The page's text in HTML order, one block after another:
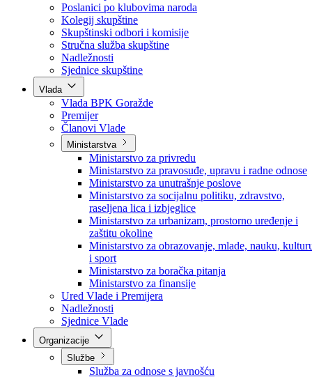
Skupština BPK Goražde
Rukovodstvo
Poslanici po strankama
Poslanici po klubovima naroda
Kolegij skupštine
Skupštinski odbori i komisije
Stručna služba skupštine
Nadležnosti
Sjednice skupštine
Vlada
Vlada BPK Goražde
Premijer
Članovi Vlade
Ministarstva
Ministarstvo za privredu
Ministarstvo za pravosuđe, upravu i radne odnose
Ministarstvo za unutrašnje poslove
Ministarstvo za socijalnu politiku, zdravstvo,
raseljena lica i izbjeglice
Ministarstvo za urbanizam, prostorno uređenje i
zaštitu okoline
Ministarstvo za obrazovanje, mlade, nauku,
i sport
Ministarstvo za boračka pitanja
Ministarstvo za finansije
Ured Vlade i Premijera
Nadležnosti
Sjednice Vlade